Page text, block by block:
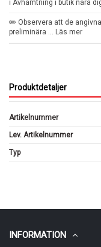
ℹ️ Avhämtning i butik nära
✏️ Observera att de
preliminära ... Läs mer
Produktdetaljer
Artikelnummer
Lev. Artikelnummer
Typ
INFORMATION